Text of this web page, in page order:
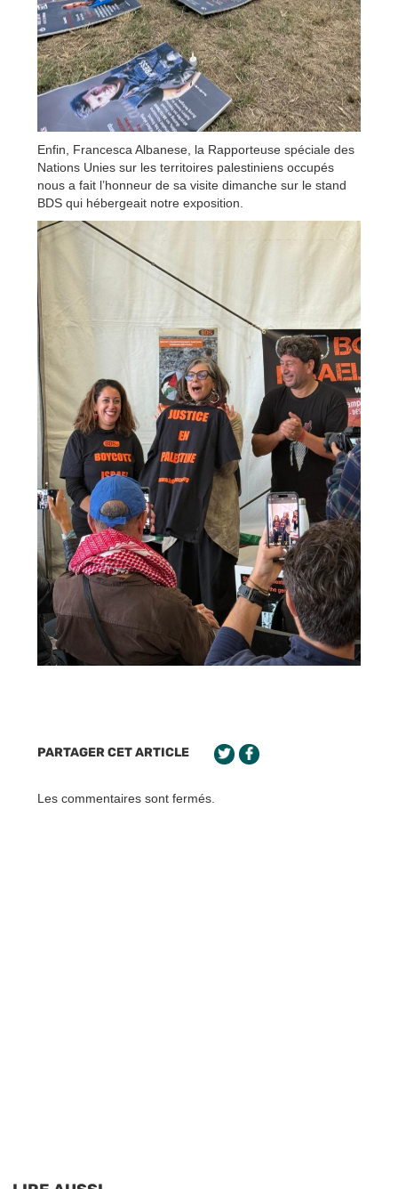
Enfin, Francesca Albanese, la Rapporteuse spéciale des
Nations Unies sur les territoires palestiniens occupés
nous a fait l’honneur de sa visite dimanche sur le stand
BDS qui hébergeait notre exposition.
PARTAGER CET ARTICLE
Les commentaires sont fermés.